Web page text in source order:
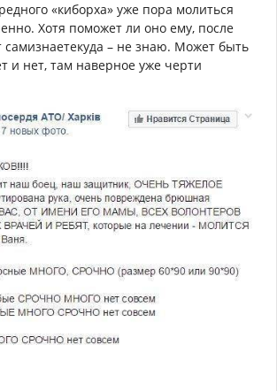
«киборха» уже пора молиться
Хотя поможет ли оно ему, после
самизнаетекуда – не знаю. Может быть
и нет, там наверное уже черти